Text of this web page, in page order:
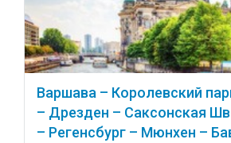
Варшава – Королевский
– Дрезден – Саксонская
– Регенсбург – Мюнхен –